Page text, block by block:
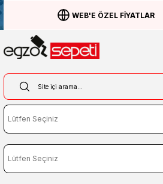
WEB'E ÖZEL FİYATLAR